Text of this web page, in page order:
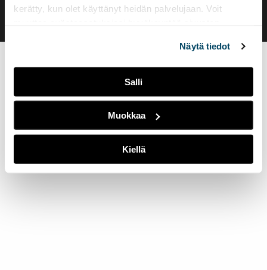
kerätty, kun olet käyttänyt heidän palvelujaan. Voit
Näytä tiedot
Salli
Muokkaa
Kiellä